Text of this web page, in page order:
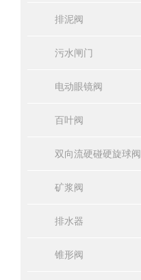
排泥阀
污水闸门
电动眼镜阀
百叶阀
双向流硬碰硬旋球阀
矿浆阀
排水器
锥形阀